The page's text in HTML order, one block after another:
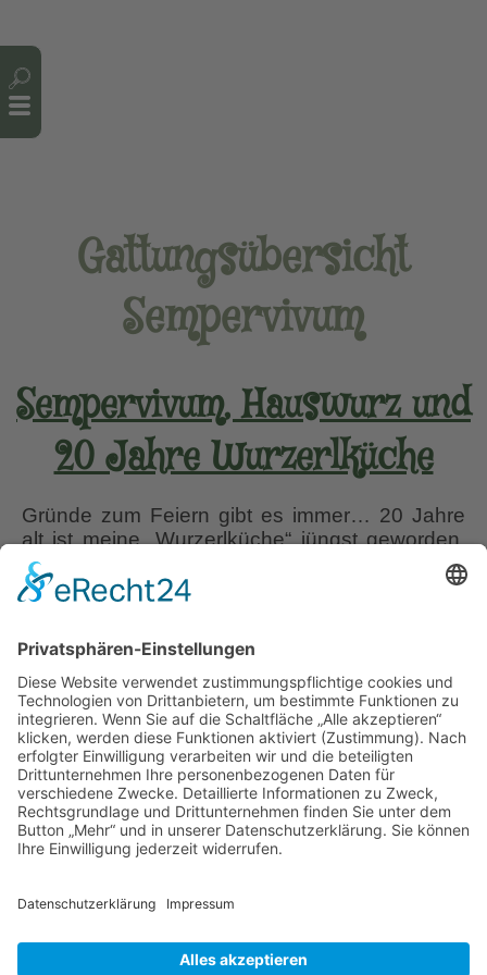
Gattungsübersicht
Sempervivum
Sempervivum, Hauswurz und
20 Jahre Wurzerlküche
Gründe zum Feiern gibt es immer… 20 Jahre
alt ist meine „Wurzerlküche“ jüngst geworden.
Sie hat in dieser Zeit erfolgreich den
mehrfachen Besuch der Fernsehteams von
Fassung, bestand aber darauf, vom
Mittelpfosten der Terrasse in die rechte Ecke
umzuziehen. “Wurzerl”…Sempervivum,
Hauswurz
und
20
Jahre
Wurzerlküche
Liebe Leser! Ihr könnt euch per E-Mail
informieren lassen, wenn neue Artikel auf
Wurzerlsgarten erscheinen.Folgt dafür einfach
diesem Link und gebt dort eure E-Mailadresse
18. August 2023